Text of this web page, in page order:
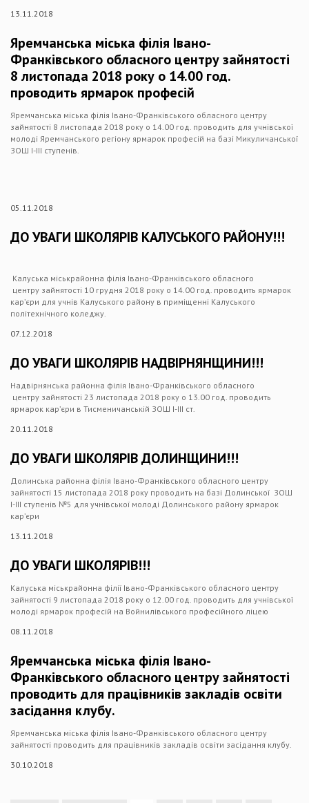
13.11.2018
Яремчанська міська філія Івано-
Франківського обласного центру зайнятості
8 листопада 2018 року о 14.00 год.
проводить ярмарок професій
Яремчанська міська філія Івано-Франківського обласного центру
зайнятості 8 листопада 2018 року о 14.00 год. проводить для учнівської
молоді Яремчанського регіону ярмарок професій на базі Микуличанської
ЗОШ І-ІІІ ступенів.
05.11.2018
ДО УВАГИ ШКОЛЯРІВ КАЛУСЬКОГО РАЙОНУ!!!
Калуська міськрайонна філія Івано-Франківського обласного
центру зайнятості 10 грудня 2018 року о 14.00 год. проводить ярмарок
кар’єри для учнів Калуського району в приміщенні Калуського
політехнічного коледжу.
07.12.2018
ДО УВАГИ ШКОЛЯРІВ НАДВІРНЯНЩИНИ!!!
Надвірнянська районна філія Івано-Франківського обласного
центру зайнятості 23 листопада 2018 року о 13.00 год. проводить
ярмарок кар’єри в Тисменичанській ЗОШ І-ІІІ ст.
20.11.2018
ДО УВАГИ ШКОЛЯРІВ ДОЛИНЩИНИ!!!
Долинська районна філія Івано-Франківського обласного центру
зайнятості 15 листопада 2018 року проводить на базі Долинської ЗОШ
І-ІІІ ступенів №5 для учнівської молоді Долинського району ярмарок
кар’єри
13.11.2018
ДО УВАГИ ШКОЛЯРІВ!!!
Калуська міськрайонна філії Івано-Франківського обласного центру
зайнятості 9 листопада 2018 року о 12.00 год. проводить для учнівської
молоді ярмарок професій на Войнилівського професійного ліцею
08.11.2018
Яремчанська міська філія Івано-
Франківського обласного центру зайнятості
проводить для працівників закладів освіти
засідання клубу.
Яремчанська міська філія Івано-Франківського обласного центру
зайнятості проводить для працівників закладів освіти засідання клубу.
30.10.2018